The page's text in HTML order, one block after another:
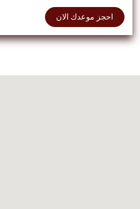
احجز موعدك الان